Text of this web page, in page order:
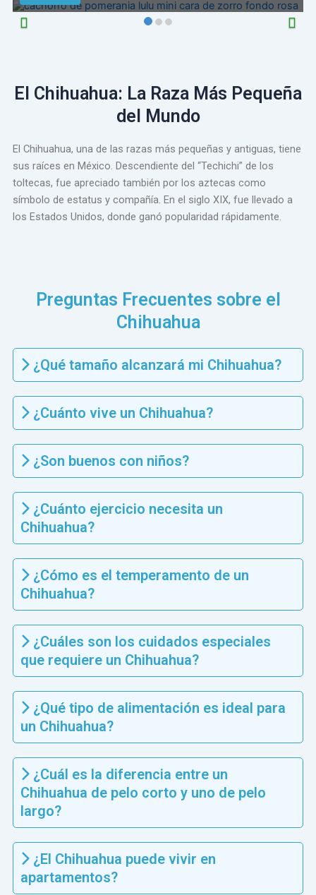
El Chihuahua: La Raza Más Pequeña
del Mundo
El Chihuahua, una de las razas más pequeñas y antiguas, tiene
sus raíces en México. Descendiente del “Techichi” de los
toltecas, fue apreciado también por los aztecas como
símbolo de estatus y compañía. En el siglo XIX, fue llevado a
los Estados Unidos, donde ganó popularidad rápidamente.
Preguntas Frecuentes sobre el
Chihuahua
¿Qué tamaño alcanzará mi Chihuahua?
¿Cuánto vive un Chihuahua?
¿Son buenos con niños?
¿Cuánto ejercicio necesita un
Chihuahua?
¿Cómo es el temperamento de un
Chihuahua?
¿Cuáles son los cuidados especiales
que requiere un Chihuahua?
¿Qué tipo de alimentación es ideal para
un Chihuahua?
¿Cuál es la diferencia entre un
Chihuahua de pelo corto y uno de pelo
largo?
¿El Chihuahua puede vivir en
apartamentos?